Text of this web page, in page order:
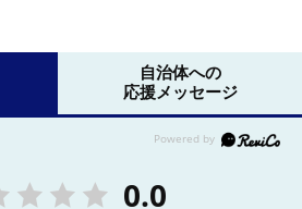
自治体への
応援メッセージ
0.0